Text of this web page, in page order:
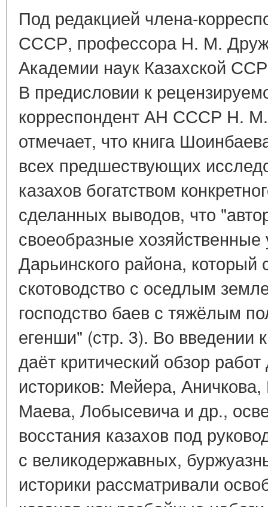
Под редакцией члена-
СССР, профессора Н. М.
Академии наук Казахской
В предисловии к
корреспондент АН СССР Н.
отмечает, что книга
всех предшествующих
казахов богатством
сделанных выводов, что
своеобразные
Дарьинского района, который
скотоводство с оседлым
господство баев с тяжёлым
егенши" (стр. 3). Во
даёт критический обзор
историков: Мейера, Аничкова,
Маева, Лобысевича и др.,
восстания казахов под
с великодержавных,
историки рассматривали